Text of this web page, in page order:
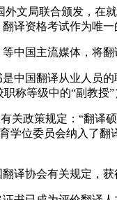
局联合颁发，在就
译资格考试作为唯
中国主流媒体，将
中国翻译从业人员
称等级中的“副教授
关政策规定：“翻
学位委员会纳入了
译协会有关规定，